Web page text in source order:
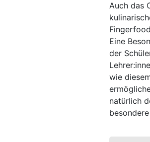
Auch das
Eine
der
wie
natürlich